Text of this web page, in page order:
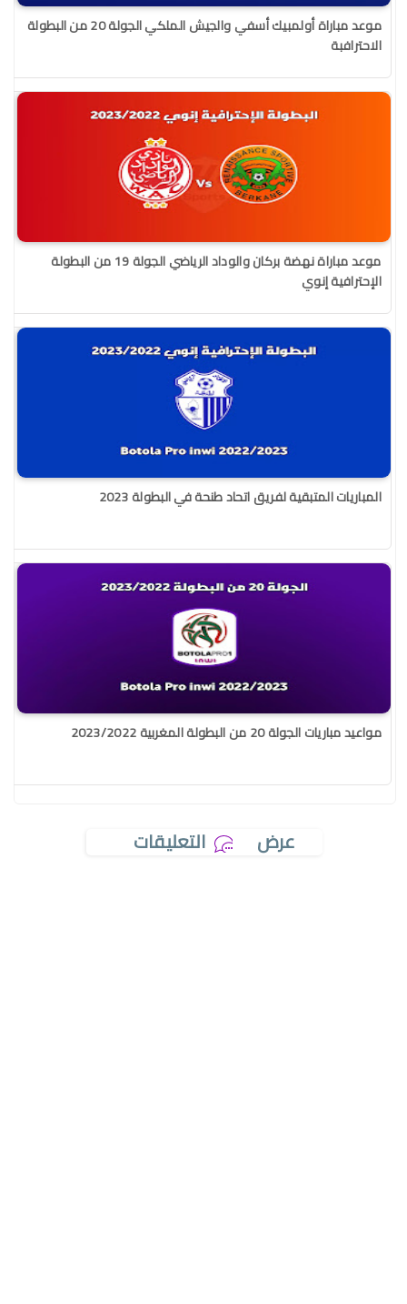
موعد مباراة أولمبيك أسفي والجيش الملكي الجولة 20 من البطولة
الاحترافبة
موعد مباراة نهضة بركان والوداد الرياضي الجولة 19 من البطولة
الإحترافية إنوي
المباريات المتبقية لفريق اتحاد طنحة في البطولة 2023
مواعيد مباريات الجولة 20 من البطولة المغربية 2023/2022
عرض التعليقات